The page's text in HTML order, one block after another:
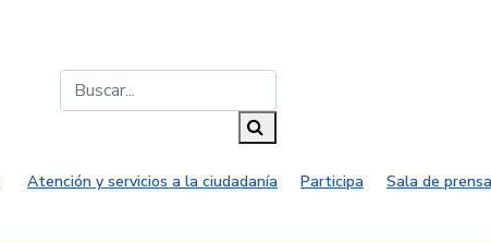
Atención y servicios a la ciudadanía Participa
Sala de